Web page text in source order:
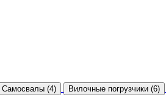
Самосвалы (4) Вилочные погрузчики (6)